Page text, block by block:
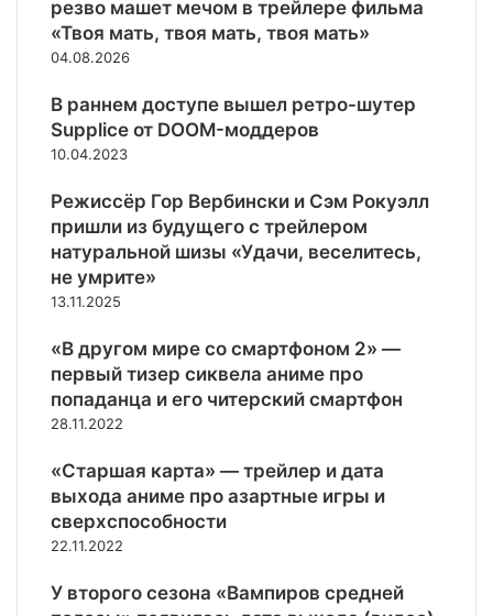
резво машет мечом в трейлере фильма
«Твоя мать, твоя мать, твоя мать»
04.08.2026
В раннем доступе вышел ретро-шутер
Supplice от DOOM-моддеров
10.04.2023
Режиссёр Гор Вербински и Сэм Рокуэлл
пришли из будущего с трейлером
натуральной шизы «Удачи, веселитесь,
не умрите»
13.11.2025
«В другом мире со смартфоном 2» —
первый тизер сиквела аниме про
попаданца и его читерский смартфон
28.11.2022
«Старшая карта» — трейлер и дата
выхода аниме про азартные игры и
сверхспособности
22.11.2022
У второго сезона «Вампиров средней